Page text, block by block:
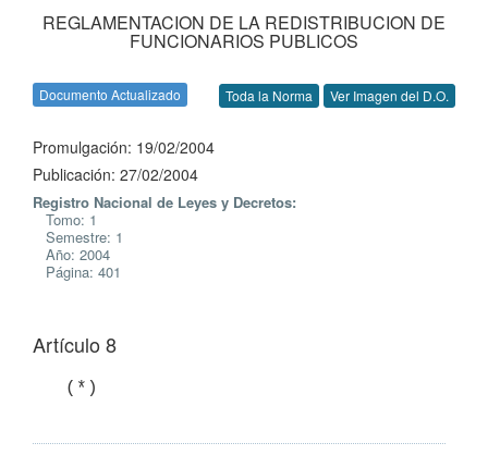
REGLAMENTACION DE LA REDISTRIBUCION DE
FUNCIONARIOS PUBLICOS
Documento Actualizado Toda la Norma Ver Imagen del D.O.
Promulgación: 19/02/2004
Publicación: 27/02/2004
Registro Nacional de Leyes y Decretos:
Tomo: 1
Semestre: 1
Año: 2004
Página: 401
Artículo 8